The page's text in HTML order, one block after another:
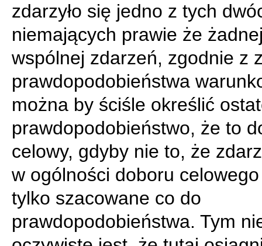
zdarzyło się jedno z tych
niemających prawie że
wspólnej zdarzeń, zgodnie z
prawdopodobieństwa
można by ściśle określić
prawdopodobieństwo, że to
celowy, gdyby nie to, że
w ogólności doboru
tylko szacowane co do
prawdopodobieństwa. Tym